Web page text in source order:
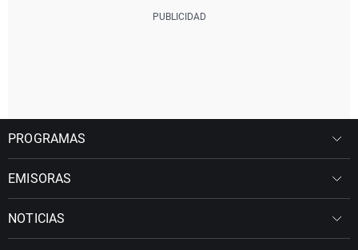
PROGRAMAS
EMISORAS
NOTICIAS